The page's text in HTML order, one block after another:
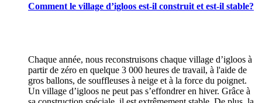
Comment le village d’igloos est-il construit et est-il stable?
Chaque année, nous reconstruisons chaque village d’igloos à
partir de zéro en quelque 3 000 heures de travail, à l'aide de
gros ballons, de souffleuses à neige et à la force du poignet.
Un village d’igloos ne peut pas s’effondrer en hiver. Grâce à